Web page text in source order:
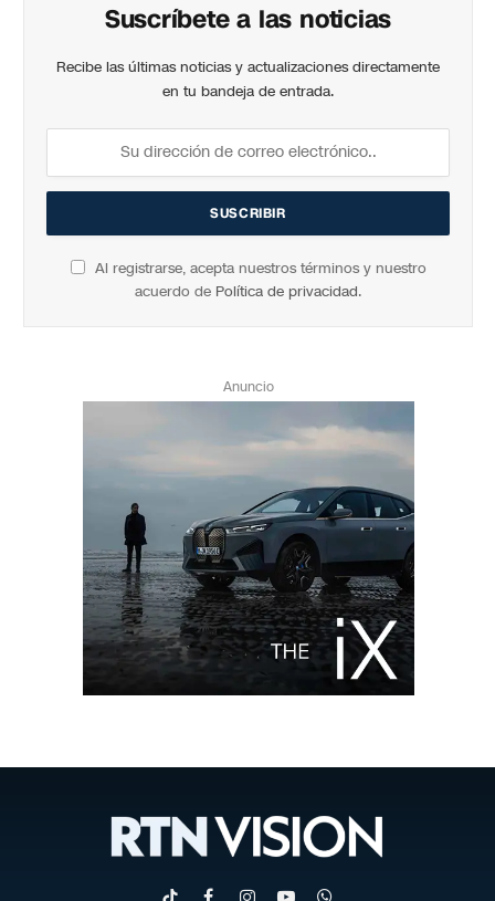
Suscríbete a las noticias
Recibe las últimas noticias y actualizaciones directamente
en tu bandeja de entrada.
Al registrarse, acepta nuestros términos y nuestro
acuerdo de Política de privacidad.
Anuncio